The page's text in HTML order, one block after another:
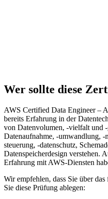
Wer sollte diese
AWS Certified Data Engineer –
bereits Erfahrung in der
von Datenvolumen, -vielfalt und
Datenaufnahme, -umwandlung,
steuerung, -datenschutz,
Datenspeicherdesign verstehen.
Erfahrung mit AWS-Diensten
Wir empfehlen, dass Sie über
Sie diese Prüfung ablegen: